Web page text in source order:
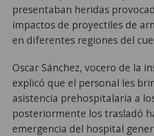
presentaban heridas
impactos de proyectiles de
en diferentes regiones del
Oscar Sánchez, vocero de la
explicó que el personal les
asistencia prehospitalaria a
posteriormente los trasladó
emergencia del hospital